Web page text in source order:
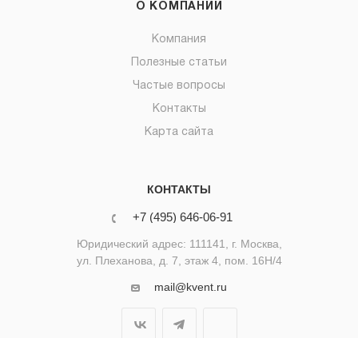
О КОМПАНИИ
Компания
Полезные статьи
Частые вопросы
Контакты
Карта сайта
КОНТАКТЫ
+7 (495) 646-06-91
Юридический адрес: 111141, г. Москва,
ул. Плеханова, д. 7, этаж 4, пом. 16Н/4
mail@kvent.ru